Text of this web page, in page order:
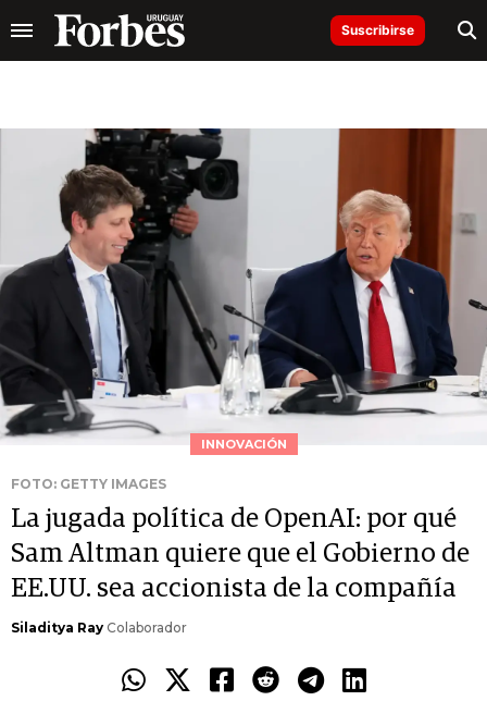
Suscribirse
INNOVACIÓN
FOTO: GETTY IMAGES
La jugada política de OpenAI: por qué
Sam Altman quiere que el Gobierno de
EE.UU. sea accionista de la compañía
Siladitya Ray Colaborador